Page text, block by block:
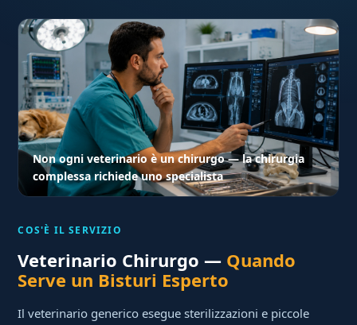
Non ogni veterinario è un chirurgo — la chirurgia
complessa richiede uno specialista
COS'È IL SERVIZIO
Veterinario Chirurgo — Quando
Serve un Bisturi Esperto
Il veterinario generico esegue sterilizzazioni e piccole